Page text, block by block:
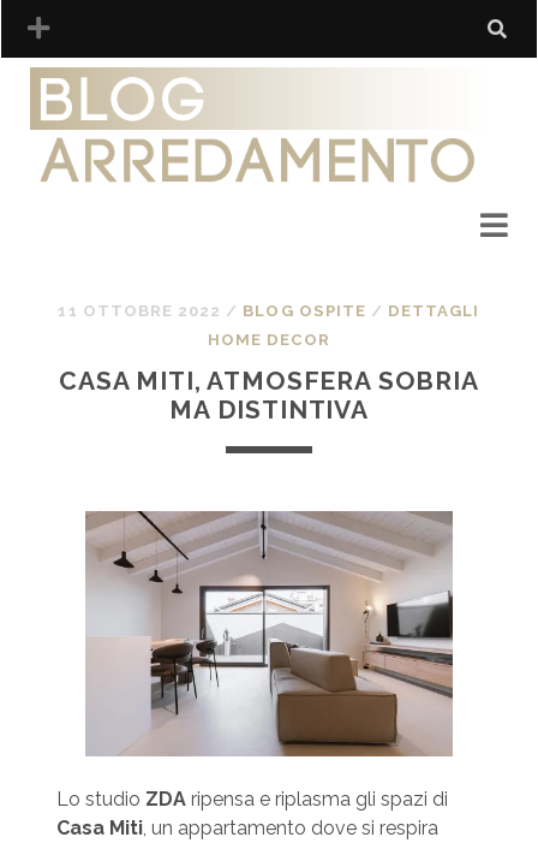
11 OTTOBRE 2022 / BLOG OSPITE / DETTAGLI
HOME DECOR
CASA MITI, ATMOSFERA SOBRIA
MA DISTINTIVA
Lo studio ZDAripensa e riplasma gli spazi di
Casa Miti, un appartamento dove si respira